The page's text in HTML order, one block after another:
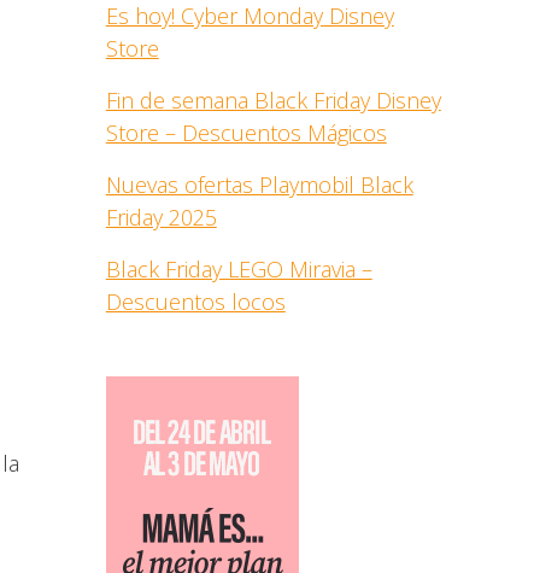
Es hoy! Cyber Monday Disney
Store
Fin de semana Black Friday Disney
Store – Descuentos Mágicos
Nuevas ofertas Playmobil Black
Friday 2025
Black Friday LEGO Miravia –
Descuentos locos